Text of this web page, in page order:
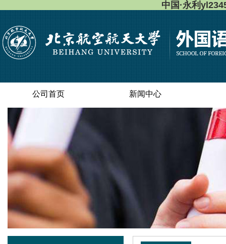
中国·永利
公司首页 新闻中心